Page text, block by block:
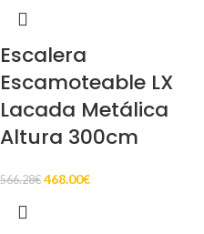
Escalera
Escamoteable LX
Lacada Metálica
Altura 300cm
566.28€ 468.00€